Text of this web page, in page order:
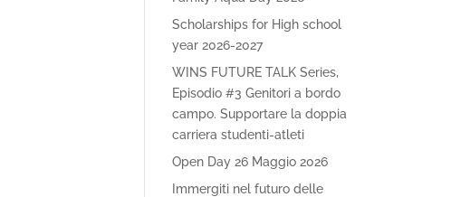
Scholarships for High school
year 2026-2027
WINS FUTURE TALK Series,
Episodio #3 Genitori a bordo
campo. Supportare la doppia
carriera studenti-atleti
Open Day 26 Maggio 2026
Immergiti nel futuro delle